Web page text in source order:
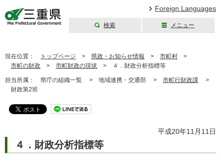
Foreign Languages
検索 メニュー
現在位置： トップページ > 県政・お知らせ情報 > 市町村 >
市町の財政 > 市町財政の現状 > ４．財政分析指標等
担当所属： 県庁の組織一覧 > 地域連携・交通部 > 市町行財政課 >
財政第2班
平成20年11月11日
４．財政分析指標等